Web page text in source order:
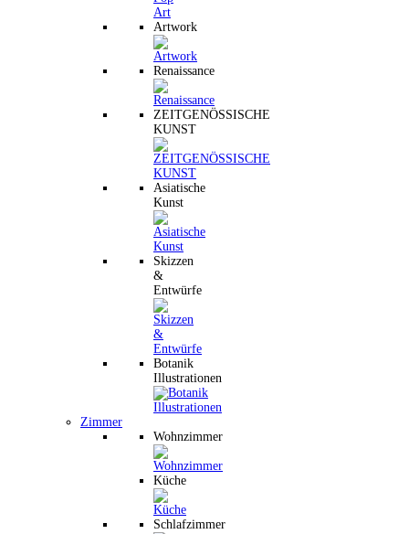
Artwork
Renaissance
ZEITGENÖSSISCHE
KUNST
Asiatische
Kunst
Skizzen
&
Entwürfe
Botanik
Illustrationen
Zimmer
Wohnzimmer
Küche
Schlafzimmer